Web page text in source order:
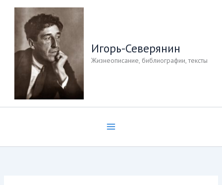
Перейти
содержимому
Игорь-Северянин
Жизнеописание, библиографии, тексты